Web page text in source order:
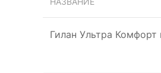
Гилан Ультра